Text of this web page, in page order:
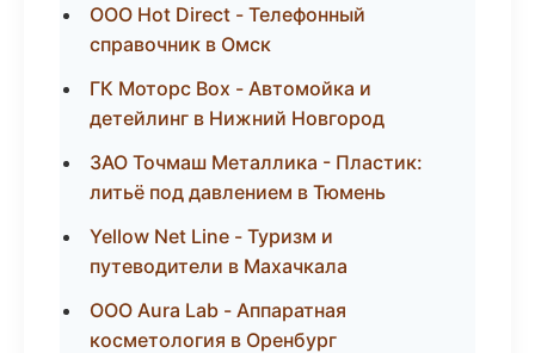
ООО Hot Direct - Телефонный
справочник в Омск
ГК Моторс Box - Автомойка и
детейлинг в Нижний Новгород
ЗАО Точмаш Металлика - Пластик:
литьё под давлением в Тюмень
Yellow Net Line - Туризм и
путеводители в Махачкала
ООО Aura Lab - Аппаратная
косметология в Оренбург